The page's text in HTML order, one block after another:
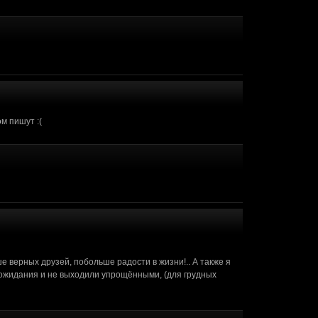
(15 октября 2017 - 11:24)
Я не профессиональный
поиск можно выполнить.
пишут :(
верных друзей, побольше радости в жизни!.. А также я
и не выходили упрощёнными, (для грудных